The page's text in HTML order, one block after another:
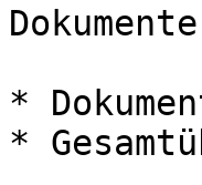
*
*